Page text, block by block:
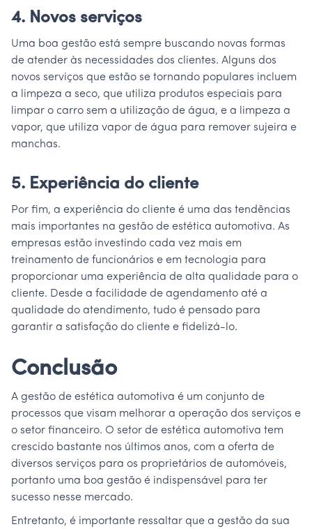
4. Novos serviços
Uma boa gestão está sempre buscando novas formas
de atender às necessidades dos clientes. Alguns dos
novos serviços que estão se tornando populares incluem
a limpeza a seco, que utiliza produtos especiais para
limpar o carro sem a utilização de água, e a limpeza a
vapor, que utiliza vapor de água para remover sujeira e
manchas.
5. Experiência do cliente
Por fim, a experiência do cliente é uma das tendências
mais importantes na gestão de estética automotiva. As
empresas estão investindo cada vez mais em
treinamento de funcionários e em tecnologia para
proporcionar uma experiência de alta qualidade para o
cliente. Desde a facilidade de agendamento até a
qualidade do atendimento, tudo é pensado para
garantir a satisfação do cliente e fidelizá-lo.
Conclusão
A gestão de estética automotiva é um conjunto de
processos que visam melhorar a operação dos serviços e
o setor financeiro. O setor de estética automotiva tem
crescido bastante nos últimos anos, com a oferta de
diversos serviços para os proprietários de automóveis,
portanto uma boa gestão é indispensável para ter
sucesso nesse mercado.
Entretanto, é importante ressaltar que a gestão da sua